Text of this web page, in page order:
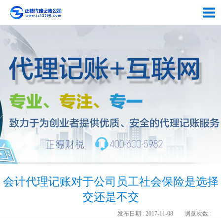
会计代理记账对于公司员工社会保险是选择
交还是不交
发布日期 : 2017-11-08 浏览次数 :